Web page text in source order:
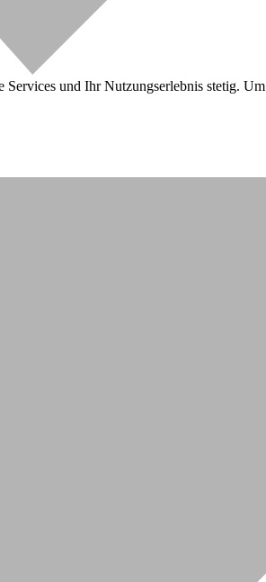
und Ihr Nutzungserlebnis stetig.